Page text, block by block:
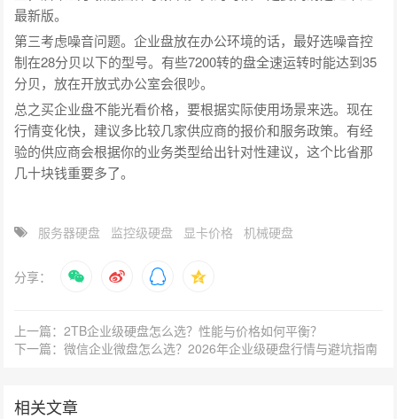
最新版。
第三考虑噪音问题。企业盘放在办公环境的话，最好选噪音控
制在28分贝以下的型号。有些7200转的盘全速运转时能达到35
分贝，放在开放式办公室会很吵。
总之买企业盘不能光看价格，要根据实际使用场景来选。现在
行情变化快，建议多比较几家供应商的报价和服务政策。有经
验的供应商会根据你的业务类型给出针对性建议，这个比省那
几十块钱重要多了。
服务器硬盘 监控级硬盘 显卡价格 机械硬盘
分享：
上一篇：2TB企业级硬盘怎么选？性能与价格如何平衡？
下一篇：微信企业微盘怎么选？2026年企业级硬盘行情与避坑指南
相关文章